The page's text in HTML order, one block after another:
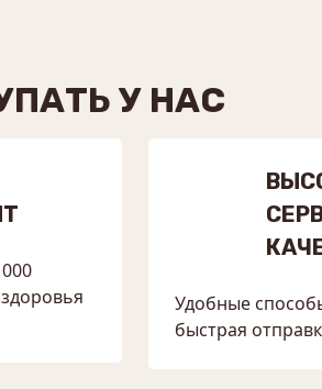
У НАС
Удобные
быстрая